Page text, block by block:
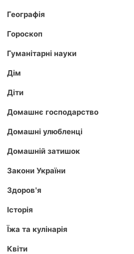
Географія
Гороскоп
Гуманітарні науки
Дім
Діти
Домашнє господарство
Домашні улюбленці
Домашній затишок
Закони України
Здоров'я
Історія
Їжа та кулінарія
Квіти